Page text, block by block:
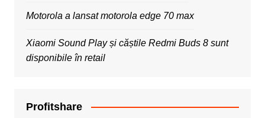
Motorola a lansat motorola edge 70 max
Xiaomi Sound Play și căștile Redmi Buds 8 sunt
disponibile în retail
Profitshare